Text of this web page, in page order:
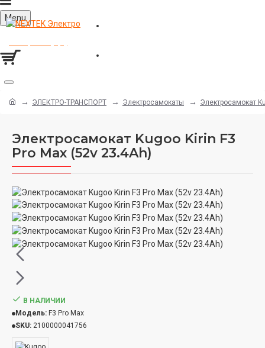
Menu
ЭЛЕКТРО-ТРАНСПОРТ Электросамокаты Электросамокат
Электросамокат Kugoo Kirin F3
Pro Max (52v 23.4Ah)
В НАЛИЧИИ
Модель: F3 Pro Max
SKU: 2100000041756